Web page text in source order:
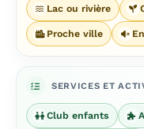
Lac ou rivière
Proche ville
SERVICES ET
Club enfants